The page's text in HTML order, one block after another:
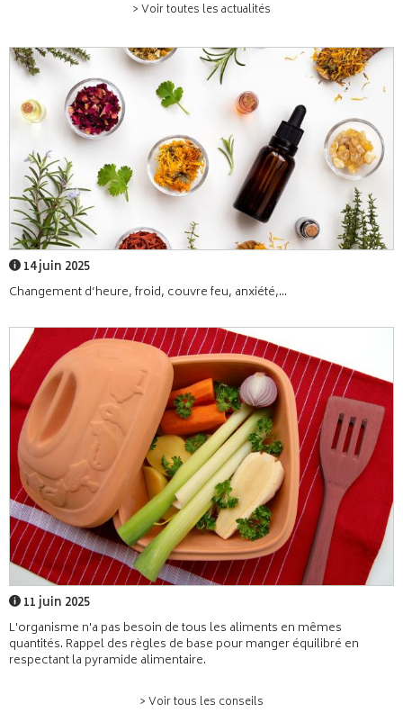
> Voir toutes les actualités
14 juin 2025
Changement d’heure, froid, couvre feu, anxiété,...
11 juin 2025
L'organisme n'a pas besoin de tous les aliments en mêmes
quantités. Rappel des règles de base pour manger équilibré en
respectant la pyramide alimentaire.
> Voir tous les conseils